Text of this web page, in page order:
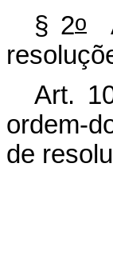
§ 2o
Art.
ordem-
de